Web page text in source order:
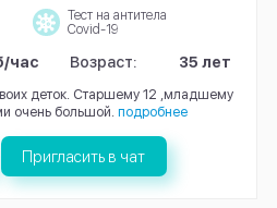
Тест на антитела
Covid-19
час Возраст: 35 лет
деток. Старшему 12 ,младшему
очень большой. подробнее
Пригласить в чат